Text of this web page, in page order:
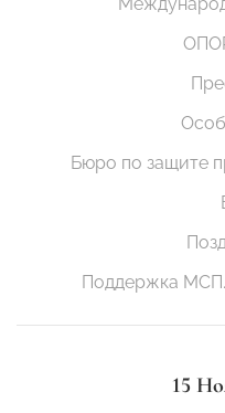
Бюро по защите
Поддержка
15